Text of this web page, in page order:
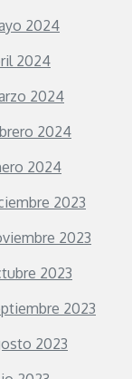
2024
2024
2024
2024
2024
2023
2023
2023
2023
2023